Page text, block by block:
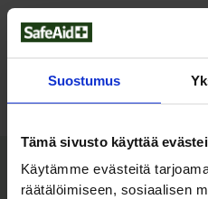
Suostumus
Tämä sivusto käyttää
Käytämme evästeitä
räätälöimiseen, sosiaalisen
Hakusanat: elvytysnukke
koululaisille,
Tutustu myös